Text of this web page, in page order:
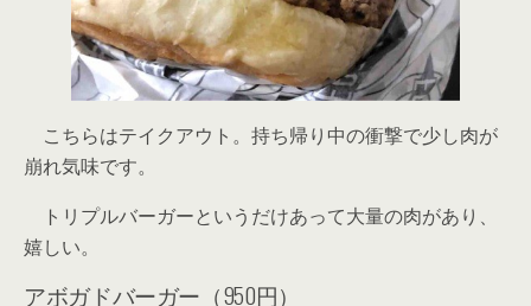
こちらはテイクアウト。持ち帰り中の衝撃で少し肉が
崩れ気味です。
トリプルバーガーというだけあって大量の肉があり、
嬉しい。
アボガドバーガー（950円）